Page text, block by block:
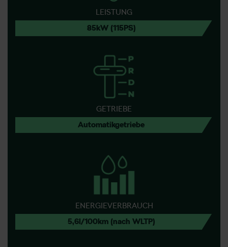
LEISTUNG
85kW (115PS)
GETRIEBE
Automatikgetriebe
ENERGIEVERBRAUCH
5,6l/100km (nach WLTP)